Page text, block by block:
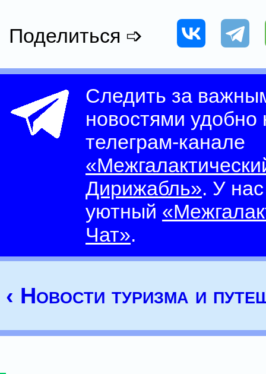
Поделиться ➩
Следить за
новостями
телеграм-канале
Дирижабль». У
уютный
Чат».
‹ Новости туризма и